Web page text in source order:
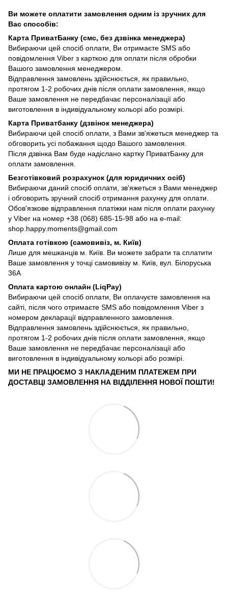
Ви можете оплатити замовлення одним із зручних для
Вас способів:
Карта ПриватБанку (смс, без дзвінка менеджера)
Вибираючи цей спосіб оплати, Ви отримаєте SMS або
повідомлення Viber з карткою для оплати після обробки
Вашого замовлення менеджером.
Відправлення замовлень здійснюється, як правильно,
протягом 1-2 робочих днів після оплати замовлення, якщо
Ваше замовлення не передбачає персоналізації або
виготовлення в індивідуальному кольорі або розмірі.
Карта Приватбанку (дзвінок менеджера)
Вибираючи цей спосіб оплати, з Вами зв'яжеться менеджер та
обговорить усі побажання щодо Вашого замовлення.
Після дзвінка Вам буде надіслано картку ПриватБанку для
оплати замовлення.
Безготівковий розрахунок (для юридичних осіб)
Вибираючи даний спосіб оплати, зв'яжеться з Вами менеджер
і обговорить зручний спосіб отримання рахунку для оплати.
Обов'язкове відправлення платіжки нам після оплати рахунку
у Viber на номер +38 (068) 685-15-98 або на e-mail:
shop.happy.moments@gmail.com
Оплата готівкою (самовивіз, м. Київ)
Лише для мешканців м. Київ. Ви можете забрати та сплатити
Ваше замовлення у точці самовивізу м. Київ, вул. Білоруська
36А
Оплата картою онлайн (LiqPay)
Вибираючи цей спосіб оплати, Ви оплачуєте замовлення на
сайті, після чого отримаєте SMS або повідомлення Viber з
номером декларації відправленного замовлення.
Відправлення замовлень здійснюється, як правильно,
протягом 1-2 робочих днів після оплати замовлення, якщо
Ваше замовлення не передбачає персоналізації або
виготовлення в індивідуальному кольорі або розмірі.
МИ НЕ ПРАЦЮЄМО З НАКЛАДЕНИМ ПЛАТЕЖЕМ ПРИ
ДОСТАВЦІ ЗАМОВЛЕННЯ НА ВІДДІЛЕННЯ НОВОЇ ПОШТИ!